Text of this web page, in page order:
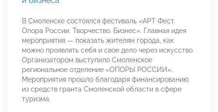
В Смоленске состоялся фестиваль «АРТ Фест.
Опора России. Творчество. Бизнес». Главная идея
мероприятия — показать жителям города, как
можно проявлять себя и свое дело через искусство.
Организатором выступило Смоленское
региональное отделение «ОПОРЫ РОССИИ».
Мероприятия прошло благодаря финансированию
из средств гранта Смоленской области в сфере
туризма.